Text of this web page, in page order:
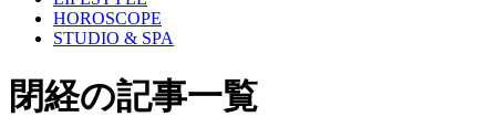
HOROSCOPE
STUDIO & SPA
閉経の記事一覧